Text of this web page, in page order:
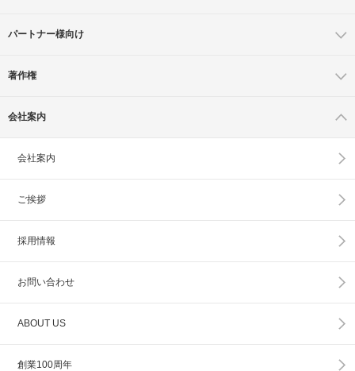
パートナー様向け
著作権
会社案内
会社案内
ご挨拶
採用情報
お問い合わせ
ABOUT US
創業100周年